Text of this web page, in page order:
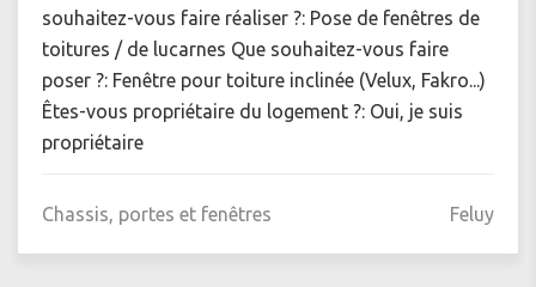
souhaitez-vous faire réaliser ?: Pose de fenêtres de
toitures / de lucarnes Que souhaitez-vous faire
poser ?: Fenêtre pour toiture inclinée (Velux, Fakro...)
Êtes-vous propriétaire du logement ?: Oui, je suis
propriétaire
Chassis, portes et fenêtres Feluy